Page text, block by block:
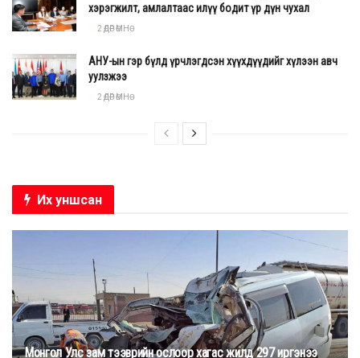
Сайн ноён ханы 10 дахь үеийн орыг залгамжлав
Халхын Сайн ноён хан, Монгол Улсын анхны Ерөнхий
хэрэгжилт, амлалтаас илүү бодит үр дүн чухал
2 ӨДӨР ӨМНӨ
АНУ-ын гэр бүлд үрчлэгдсэн хүүхдүүдийг хүлээн авч
уулзжээ
2 ӨДӨР ӨМНӨ
Их уншсан
Монгол Улс зам тээврийн ослоор хагас жилд 297 иргэнээ